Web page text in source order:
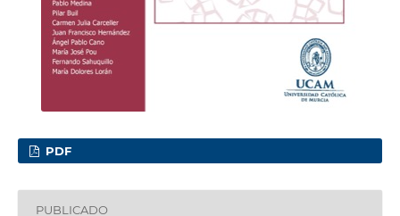
PDF
PUBLICADO